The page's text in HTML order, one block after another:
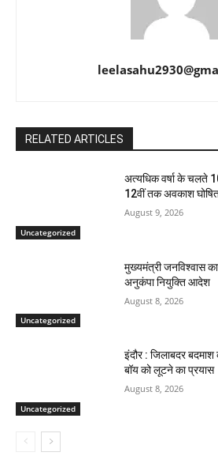
RELATED ARTICLES
Uncategorized
अत्यधिक वर्षा के चलते
12वीं तक अवकाश
August 9, 2026
Uncategorized
मुख्यमंत्री जनविश्वास
अनुकंपा नियुक्ति आदेश
August 8, 2026
Uncategorized
इंदौर : जिलाबदर
बॉय को लूटने का प्रयास
August 8, 2026